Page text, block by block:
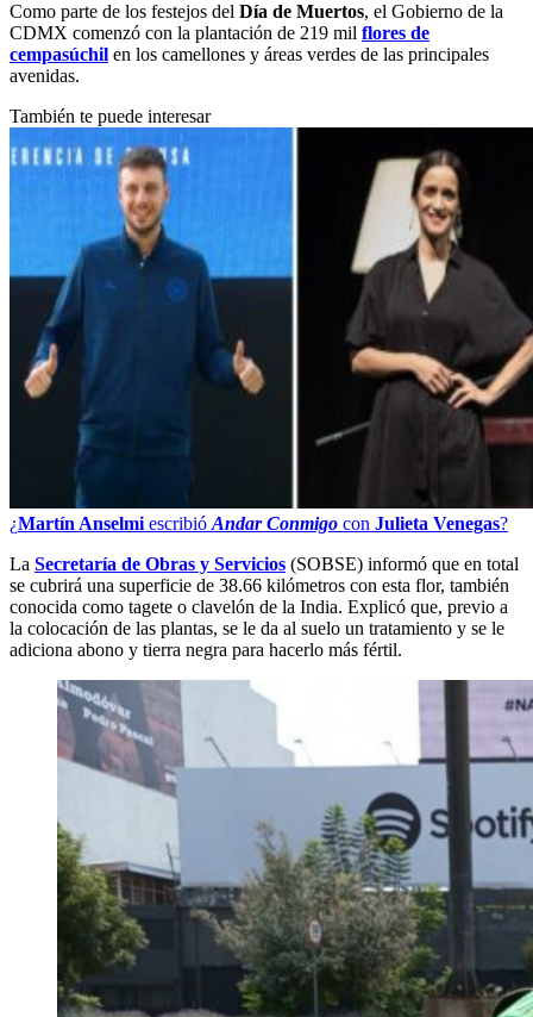
Como parte de los festejos del Día de Muertos, el Gobierno de la
CDMX comenzó con la plantación de 219 mil flores de
cempasúchil en los camellones y áreas verdes de las principales
avenidas.
También te puede interesar
¿Martín Anselmi escribió Andar Conmigo con Julieta Venegas?
La Secretaría de Obras y Servicios (SOBSE) informó que en total
se cubrirá una superficie de 38.66 kilómetros con esta flor, también
conocida como tagete o clavelón de la India. Explicó que, previo a
la colocación de las plantas, se le da al suelo un tratamiento y se le
adiciona abono y tierra negra para hacerlo más fértil.